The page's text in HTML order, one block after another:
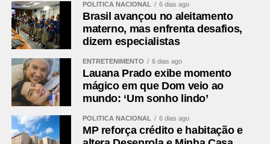
Leia mais:
Botafogo vence o
Bragantino e alcança recorde no
Brasileirão
Sem novas mudanças no placar, o clássico terminou
empatado em 1 a 1.
Próximos jogos
Cianciano x Botafogo
POLÍTICA NACIONAL 6 dias ago
Brasil avançou no aleitamento
materno, mas enfrenta desafios,
dizem especialistas
ENTRETENIMENTO 6 dias ago
Lauana Prado exibe momento
mágico em que Dom veio ao
mundo: ‘Um sonho lindo’
POLÍTICA NACIONAL 6 dias ago
MP reforça crédito e habitação e